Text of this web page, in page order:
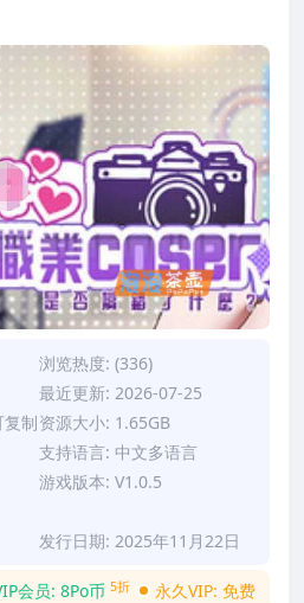
浏览热度: (336)
最近更新: 2026-07-25
制资源大小: 1.65GB
支持语言: 中文多语言
游戏版本: V1.0.5
发行日期: 2025年11月22日
会员: 8Po币 5折 永久VIP: 免费